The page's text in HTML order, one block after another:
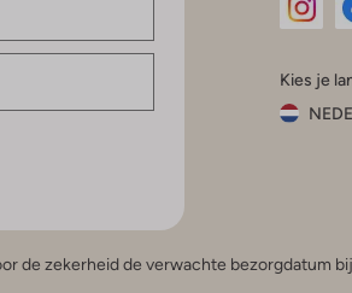
Kies je
de zekerheid de verwachte bezorgdatum